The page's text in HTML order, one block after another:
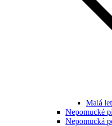
Malá
Nepomucké
Nepomucká